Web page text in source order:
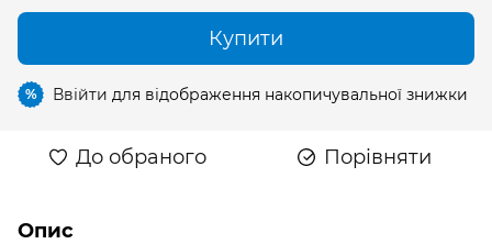
Купити
% Ввійти для відображення накопичувальної знижки
До обраного Порівняти
Опис